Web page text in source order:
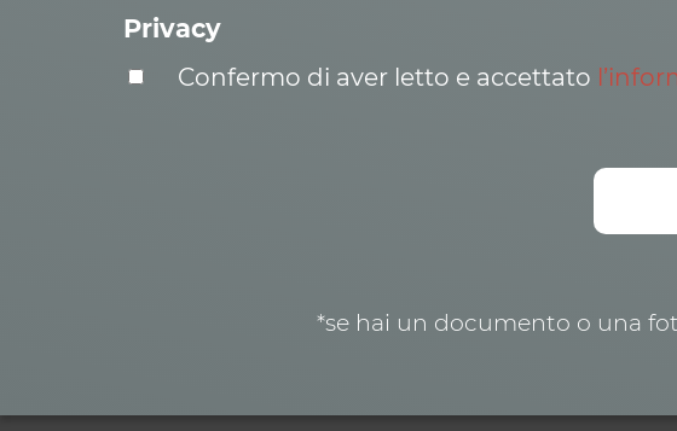
Privacy
Confermo di aver letto e accettato
*se hai un documento o una